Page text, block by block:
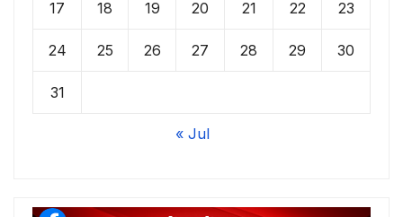
17 18 19 20 21 22 23
24 25 26 27 28 29 30
31
« Jul